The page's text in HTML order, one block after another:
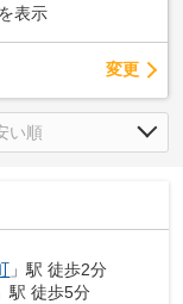
表示
変更
」駅 徒歩2分
」駅 徒歩5分